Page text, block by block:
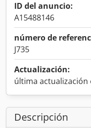
ID del anuncio:
A15488146
número de
J735
Actualización:
última actualización
Descripción